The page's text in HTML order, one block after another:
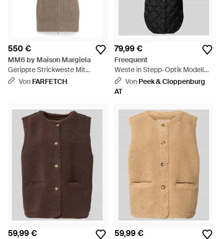
550 €
MM6 by Maison Margiela
Gerippte Strickweste Mit
Reißverschluss - Braun
Von FARFETCH
79,99 €
Freequent
Weste in Stepp-Optik Modell
'Olga' - Schwarz
Von Peek & Cloppenburg
AT
59,99 € 59,99 €